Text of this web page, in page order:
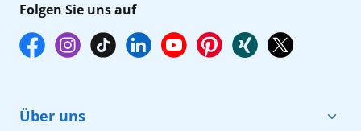
Folgen Sie uns auf
Über uns